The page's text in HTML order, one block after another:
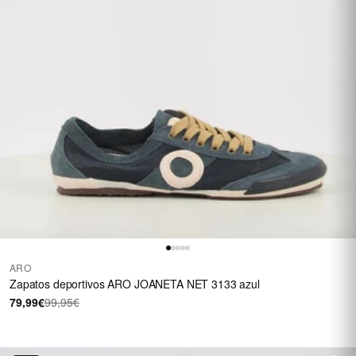
ARO
Zapatos deportivos ARO JOANETA NET 3133 azul
79,99€99,95€